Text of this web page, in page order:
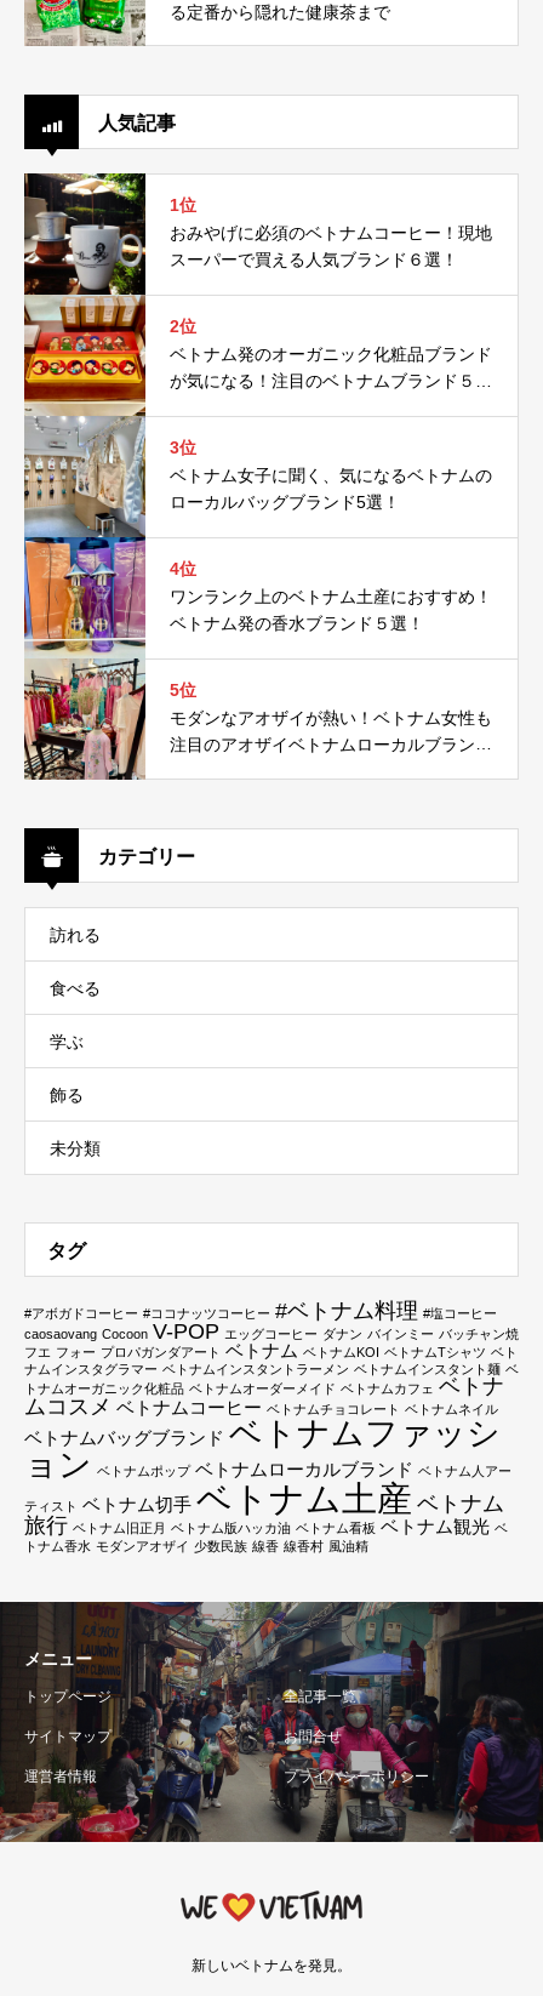
る定番から隠れた健康茶まで
人気記事
1位
おみやげに必須のベトナムコーヒー！現地
スーパーで買える人気ブランド６選！
2位
ベトナム発のオーガニック化粧品ブランド
が気になる！注目のベトナムブランド５
3位
ベトナム女子に聞く、気になるベトナムの
ローカルバッグブランド5選！
4位
ワンランク上のベトナム土産におすすめ！
ベトナム発の香水ブランド５選！
5位
モダンなアオザイが熱い！ベトナム女性も
注目のアオザイベトナムローカルブランド
カテゴリー
訪れる
食べる
学ぶ
飾る
未分類
タグ
#アボガドコーヒー #ココナッツコーヒー #ベトナム料理 #塩コーヒー
caosaovang Cocoon V-POP エッグコーヒー ダナン バインミー バッチャン焼
フエ フォー プロパガンダアート ベトナム ベトナムKOI ベトナムTシャツ ベト
ナムインスタグラマー ベトナムインスタントラーメン ベトナムインスタント麺 ベ
トナムオーガニック化粧品 ベトナムオーダーメイド ベトナムカフェ ベトナ
ムコスメ ベトナムコーヒー ベトナムチョコレート ベトナムネイル
ベトナムバッグブランド ベトナムファッシ
ョン ベトナムポップ ベトナムローカルブランド ベトナム人アー
ティスト ベトナム切手 ベトナム土産 ベトナム
旅行 ベトナム旧正月 ベトナム版ハッカ油 ベトナム看板 ベトナム観光 ベ
トナム香水 モダンアオザイ 少数民族 線香 線香村 風油精
メニュー
トップページ 全記事一覧
サイトマップ お問合せ
運営者情報 プライバシーポリシー
新しいベトナムを発見。